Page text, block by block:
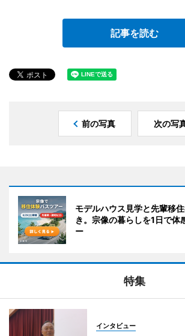
記事を読む
前の写真 次の写
モデルハウス見学と先輩移
き。宗像の暮らしを1日で体
ー
特集
インタビュー